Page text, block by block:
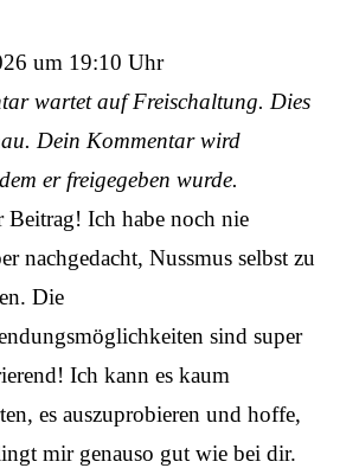
um 19:10 Uhr
wartet auf Freischaltung. Dies
Dein Kommentar wird
er freigegeben wurde.
Beitrag! Ich habe noch nie
nachgedacht, Nussmus selbst zu
Die
sind super
Ich kann es kaum
es auszuprobieren und hoffe,
mir genauso gut wie bei dir.